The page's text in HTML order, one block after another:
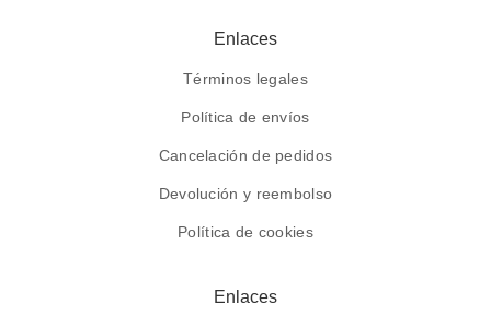
Enlaces
Términos legales
Política de envíos
Cancelación de pedidos
Devolución y reembolso
Política de cookies
Enlaces